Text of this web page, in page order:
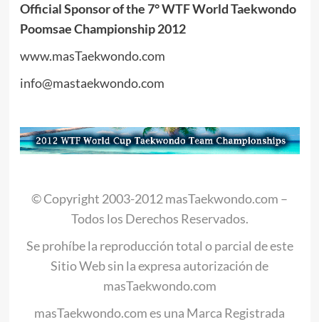
Official Sponsor of the 7° WTF World Taekwondo
Poomsae Championship 2012
www.masTaekwondo.com
info@mastaekwondo.com
© Copyright 2003-2012 masTaekwondo.com –
Todos los Derechos Reservados.
Se prohíbe la reproducción total o parcial de este
Sitio Web sin la expresa autorización de
masTaekwondo.com
masTaekwondo.com es una Marca Registrada